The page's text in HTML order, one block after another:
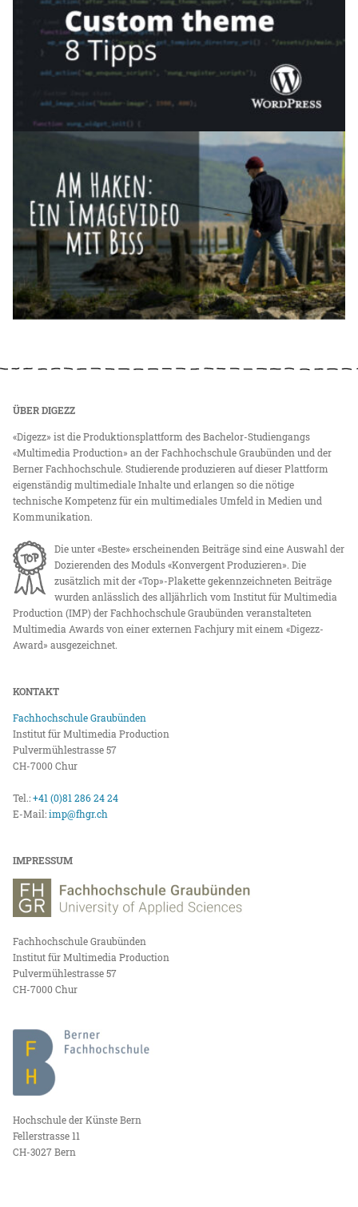
ÜBER DIGEZZ
«Digezz» ist die Produktionsplattform des Bachelor-Studiengangs
«Multimedia Production» an der Fachhochschule Graubünden und der
Berner Fachhochschule. Studierende produzieren auf dieser Plattform
eigenständig multimediale Inhalte und erlangen so die nötige
technische Kompetenz für ein multimediales Umfeld in Medien und
Kommunikation.
Die unter «Beste» erscheinenden Beiträge sind eine Auswahl der
Dozierenden des Moduls «Konvergent Produzieren». Die
zusätzlich mit der «Top»-Plakette gekennzeichneten Beiträge
wurden anlässlich des alljährlich vom Institut für Multimedia
Production (IMP) der Fachhochschule Graubünden veranstalteten
Multimedia Awards von einer externen Fachjury mit einem «Digezz-
Award» ausgezeichnet.
KONTAKT
Fachhochschule Graubünden
Institut für Multimedia Production
Pulvermühlestrasse 57
CH-7000 Chur
Tel.:+41 (0)81 286 24 24
E-Mail:imp@fhgr.ch
IMPRESSUM
Fachhochschule Graubünden
Institut für Multimedia Production
Pulvermühlestrasse 57
CH-7000 Chur
Hochschule der Künste Bern
Fellerstrasse 11
CH-3027 Bern